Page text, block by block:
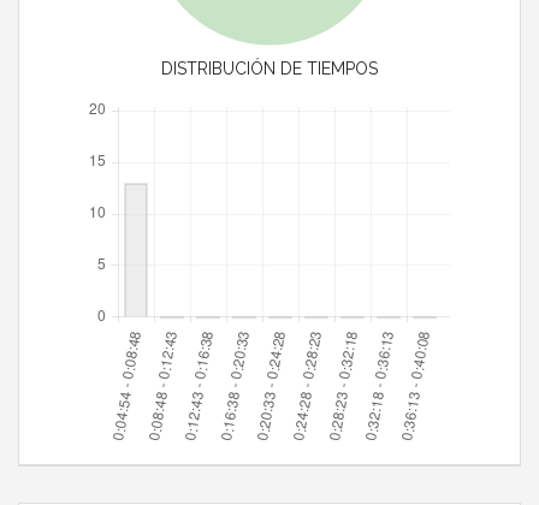
DISTRIBUCIÓN DE TIEMPOS